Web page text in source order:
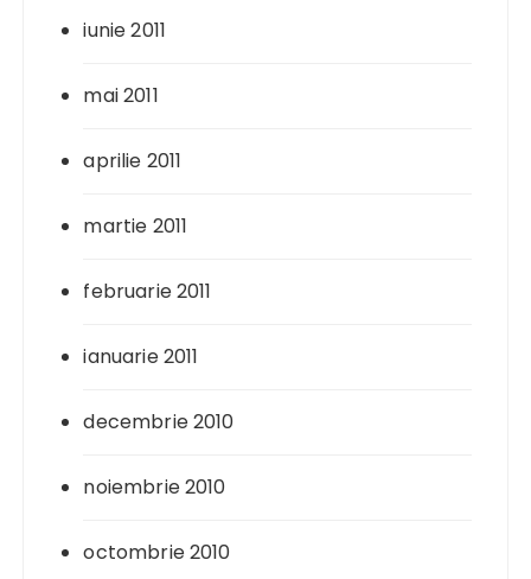
iunie 2011
mai 2011
aprilie 2011
martie 2011
februarie 2011
ianuarie 2011
decembrie 2010
noiembrie 2010
octombrie 2010